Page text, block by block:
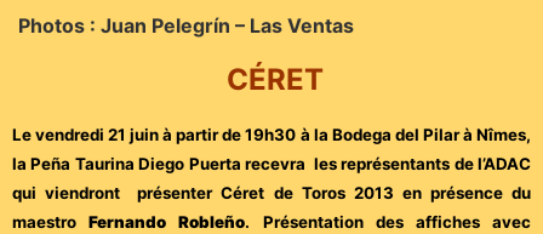
Photos : Juan Pelegrín – Las Ventas
CÉRET
Le vendredi 21 juin à partir de 19h30 à la Bodega del Pilar à Nîmes,
la Peña Taurina Diego Puerta recevra les représentants de l’ADAC
qui viendront présenter Céret de Toros 2013 en présence du
maestroFernando Robleño. Présentation des affiches avec